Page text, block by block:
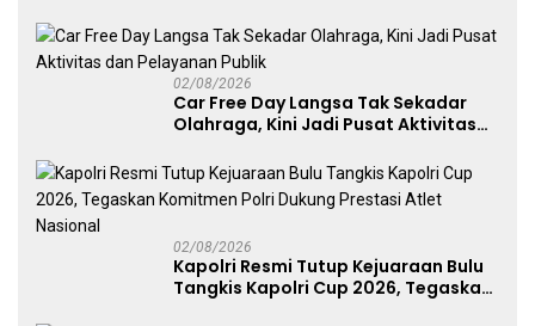
Perkuat Soliditas Prajurit
02/08/2026
Car Free Day Langsa Tak Sekadar
Olahraga, Kini Jadi Pusat Aktivitas
02/08/2026
Kapolri Resmi Tutup Kejuaraan Bulu
Tangkis Kapolri Cup 2026, Tegaskan